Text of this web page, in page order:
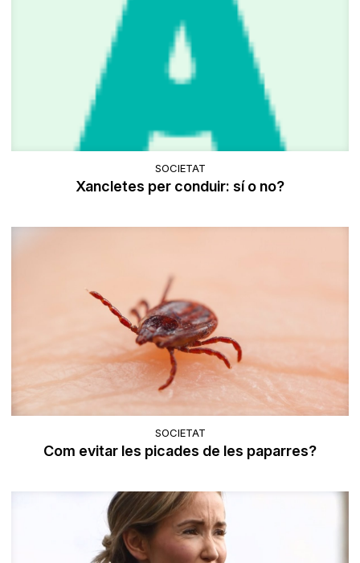
SOCIETAT
Xancletes per conduir: sí o no?
SOCIETAT
Com evitar les picades de les paparres?